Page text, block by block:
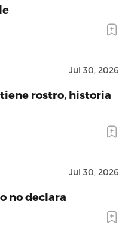
Jul 30, 2026
rostro, historia
Jul 30, 2026
no declara